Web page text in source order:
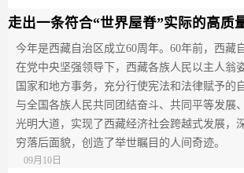
走出一条符合“世界屋脊”实际的高质
今年是西藏自治区成立60周年。60年前，西藏
在党中央坚强领导下，西藏各族人民以主人翁
国家和地方事务，充分行使宪法和法律赋予的
与全国各族人民共同团结奋斗、共同平等发展
光明大道，实现了西藏经济社会跨越式发展，
穷落后面貌，创造了举世瞩目的人间奇迹。
09月10日